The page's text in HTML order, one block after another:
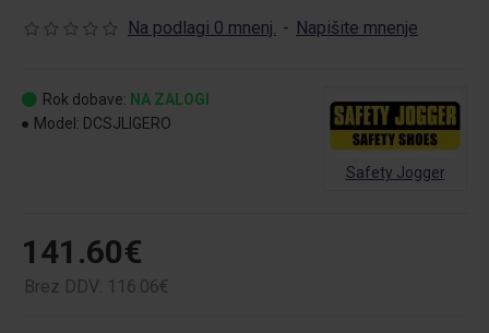
Na podlagi 0 mnenj. - Napišite mnenje
141.60€
Brez DDV: 116.06€
Rok dobave: NA ZALOGI
Model: DCSJLIGERO
Safety Jogger